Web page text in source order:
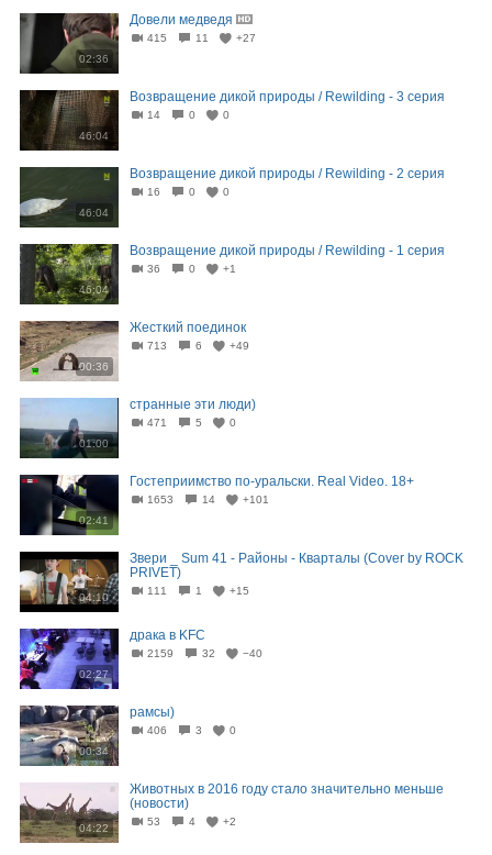
02:36
Довели медведя
415 11 +27
46:04
Возвращение дикой природы / Rewilding - 3 серия
14 0 0
46:04
Возвращение дикой природы / Rewilding - 2 серия
16 0 0
46:04
Возвращение дикой природы / Rewilding - 1 серия
36 0 +1
00:36
Жесткий поединок
713 6 +49
01:00
странные эти люди)
471 5 0
02:41
Гостеприимство по-уральски. Real Video. 18+
1653 14 +101
04:10
Звери _ Sum 41 - Районы - Кварталы (Cover by ROCK
PRIVET)
111 1 +15
02:27
драка в KFC
2159 32 −40
00:34
рамсы)
406 3 0
04:22
Животных в 2016 году стало значительно меньше
(новости)
53 4 +2